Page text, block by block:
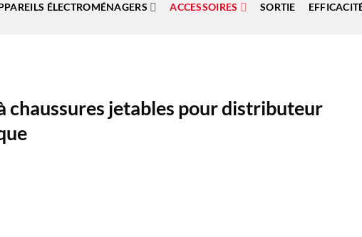
ÉLECTROMÉNAGERS ACCESSOIRES SORTIE
chaussures jetables pour distributeur